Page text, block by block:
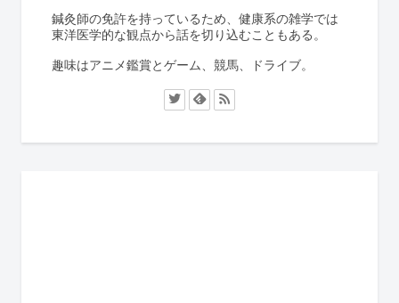
鍼灸師の免許を持っているため、健康系の雑学では
東洋医学的な観点から話を切り込むこともある。
趣味はアニメ鑑賞とゲーム、競馬、ドライブ。